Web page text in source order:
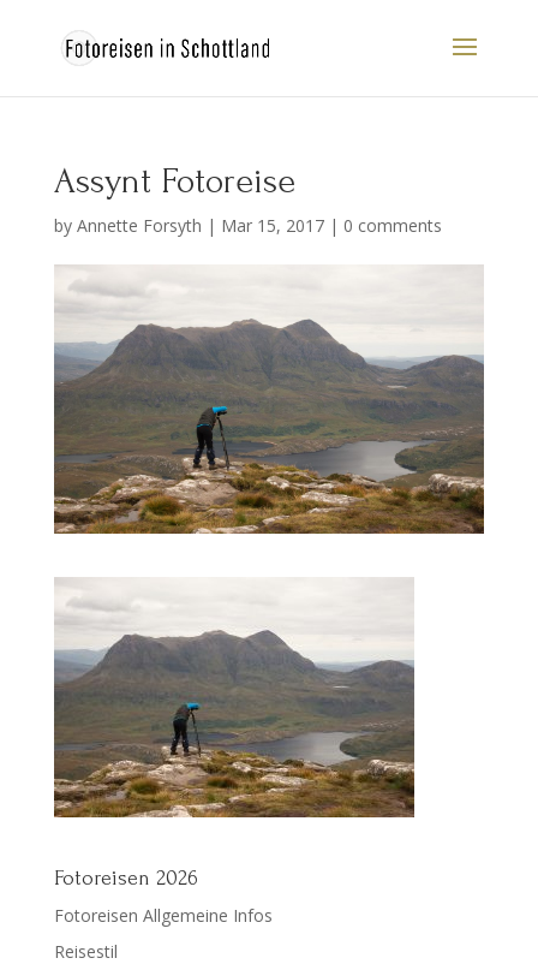
Assynt Fotoreise
by Annette Forsyth | Mar 15, 2017| 0 comments
Fotoreisen 2026
Fotoreisen Allgemeine Infos
Reisestil